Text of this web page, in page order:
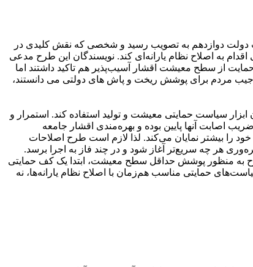
شود باید به طرح «چارچوب اصلاحات ساختاری بودجه» در سال 1398 رجوع کرد. این طرح در تیرماه سال 1398 در هیات دولت دوازدهم به تصویب رسید و شخصی که نقش کلیدی در
به اصلاح نظام یارانه‌ای کند. نویسندگان این طرح مدعی
از سطح معیشت اقشار آسیب‌پذیر هم تاکید داشتند اما
جیب مردم برای پوشش ریخت و پاش های دولتی می دانستند،
سیاست حمایتی معیشت و تولید استفاده کند. استمرار و
اصابت آنها پایین بوده و بهره‌مندی اقشار جامعه
را بیشتر نمایان می‌کند. لذا لازم است طرح اصلاحات
هر چه سریع‌تر آغاز شود و در چند فاز به اجرا برسد.
طرح به منظور پوشش حداقل سطح معیشت، ابتدا یک کف حمایتی
حمایتی مناسب هم‌زمان با اصلاح نظام یارانه‌ها، نه